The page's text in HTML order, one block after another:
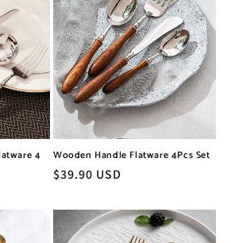
4 Wooden Handle Flatware 4Pcs Set
Prezzo
listino
$39.90 USD